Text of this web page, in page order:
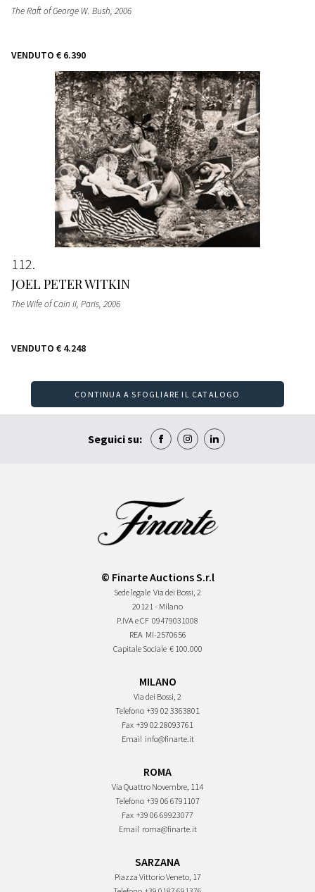
The Raft of George W. Bush, 2006
VENDUTO € 6.390
112
JOEL PETER WITKIN
The Wife of Cain II, Paris, 2006
VENDUTO € 4.248
CONTINUA A SFOGLIARE IL CATALOGO
Seguici su:
© Finarte Auctions S.r.l
Sede legale Via dei Bossi, 2
20121 - Milano
P.IVA e CF 09479031008
REA MI-2570656
Capitale Sociale € 100.000
MILANO
Via dei Bossi, 2
Telefono +39 02 3363801
Fax +39 02 28093761
Email info@finarte.it
ROMA
Via Quattro Novembre, 114
Telefono +39 06 6791107
Fax +39 06 69923077
Email roma@finarte.it
SARZANA
Piazza Vittorio Veneto, 17